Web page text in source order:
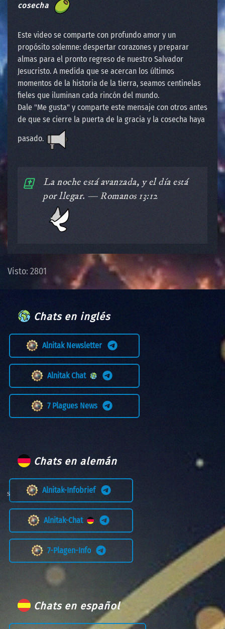
cosecha
Este video se comparte con profundo amor y un
propósito solemne: despertar corazones y preparar
almas para el pronto regreso de nuestro Salvador
Jesucristo. A medida que se acercan los últimos
momentos de la historia de la tierra, seamos centinelas
fieles que iluminan cada rincón del mundo.
Dale "Me gusta" y comparte este mensaje con otros antes
de que se cierre la puerta de la gracia y la cosecha haya
pasado.
️La noche está avanzada, y el día está
por llegar. — Romanos 13:12
Visto: 2801
Chats en inglés
Alnitak Newsletter
Alnitak Chat
7 Plagues News
Chats en alemán
Alnitak-Infobrief
Alnitak-Chat
7-Plagen-Info
Chats en español